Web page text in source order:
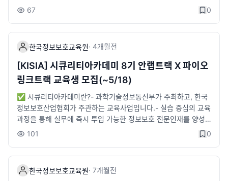
방법STEP 1) 구글폼 등록 신청- https://forms.gle/XZBCaLL9n
szKDjEf9STEP 2) LMS 통합 온라인 지원- https://kiceclass.ki
(총 9주)2) 실무 프로젝트 : 8월 3일(월) ~ 9월 16일(수) (총 7주)
3) 인턴 연계: 교육 수료 후 2개월※ 입학식: 6월 8일(월), 수료식:
9월 30일(수)​📆 교육장소- KISIA 한국정보보호교육원(송파구 소
재)​📆 교육시간- 10:00~17:00(주말 · 공휴일 제외)​🎁 교육혜택-
취업 연계 지원- 취업 컨설팅 제공- 전액 무료 교육- 교육수당 (1일
2만 5천원)- 자격증 취득비 지원(1인 10만원)- 전문 멘토링 및 프
로젝트 지원- 과기정통부 장관상 및 부상 수여- 전용 교육장 제공
및 노트북 대여​📞 문의처 : KISIA 한국정보보호교육원- 02-6748
카오 교육문의방: https://open.kakao.com/o/gdsJlg5f​✅ 한
국정보보호교육원 블로그- 링크 :https://blog.naver.com/kisiae
을 확인하실 수 있습니다.
자 교육 및 실전 프로젝트 수행 ⑵ 취업 지원: 이력서,자소서 첨삭
소자 20명✅모집절차- 신청서 접수: 6월 7일(일)까지- 레벨테스
트(온라인): 6월 10일(수)- 면접 전형(오프라인): 6월 16(화)- 최
종 합격: 6.17(수)📌교육기간- 6.29(월) ~ 11.23(월) (5개월)📌
교육과정- AI를 활용한 사이버보안 전문교육(3개월)- 사이버보안
직무별 실무 프로젝트(2개월)📌교육장소- 청년취업사관학교 용산
캠퍼스(서울 용산구 한강대로 98길 3. 6,7층)📌교육시간- 9:30
~ 17:30 (주말, 공휴일 제외)🎉교육혜택- 교육비 무료(예치금 20
만원, 수료 후 전액 반환)- 실무 프로젝트- 중식비 지원- 자격증 취
득비 지원- 도서구입비 지원- 온라인 강의비 지원💡신청방법- 청
년취업사관학교(SeSAC) 홈페이지를 통한 신청📞 문의처- msol
전문가 양성 과정 문의처'
67 0
한국정보보호교육원· 4개월전
[KISIA] 시큐리티아카데미 8기 안랩트랙 X 파이오
링크트랙 교육생 모집(~5/18)
✅ 시큐리티아카데미란?- 과학기술정보통신부가 주최하고, 한국
정보보호산업협회가 주관하는 교육사업입니다.- 실습 중심의 교육
과정을 통해 실무에 즉시 투입 가능한 정보보호 전문인재를 양성
하는 채용연계형 교육과정입니다.✅ 기업형 과정이란?- 다수의
투어 및 현직자와의 네트워킹 기회 제공🛡️ 안랩 트랙 소개- 안랩
트랙의 채용직무인 '기술지원, CERT'에 특화된 커리큘럼- 교육과
101 0
한국정보보호교육원· 7개월전